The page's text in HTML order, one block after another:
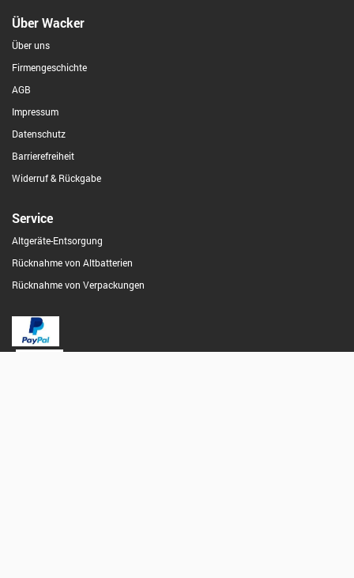
Über Wacker
Über uns
Firmengeschichte
AGB
Impressum
Datenschutz
Barrierefreiheit
Widerruf & Rückgabe
Service
Altgeräte-Entsorgung
Rücknahme von Altbatterien
Rücknahme von Verpackungen